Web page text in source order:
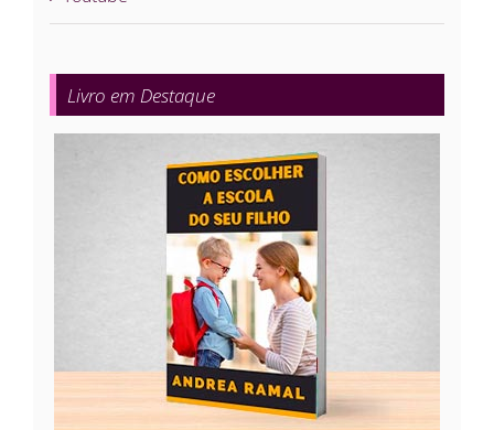
Livro em Destaque